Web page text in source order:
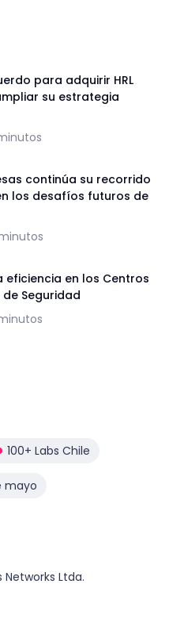
para adquirir HRL
su estrategia
continúa su recorrido
los desafíos futuros de
eficiencia en los Centros
Seguridad
100+ Labs Chile
mayo
Ltda.